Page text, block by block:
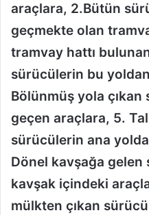
araçlara, 2.Bütün
geçmekte olan
tramvay hattı
sürücülerin bu
Bölünmüş yola
geçen araçlara, 5.
sürücülerin ana
Dönel kavşağa
kavşak içindeki
mülkten çıkan